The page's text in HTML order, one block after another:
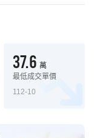
37.6 萬
最低成交單價
112-10